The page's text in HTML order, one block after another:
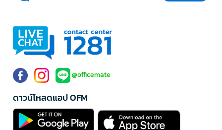
@officemate
ดาวน์โหลดแอป OFM